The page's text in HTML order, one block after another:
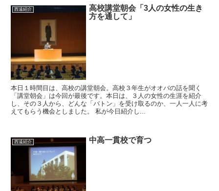
西遠紹介
高校講堂朝会「3人の女性の生き
方を通して」
本日１時間目は、高校の講堂朝会。高校３年生がオオバの話を聞く
「講堂朝会」は今回が最後です。本日は、３人の女性の生涯を紹介
し、その３人から、どんな「バトン」を受け取るのか、一人一人に考
えてもらう機会としました。 私が今日紹介し...
西遠紹介 中高一貫校で育つ